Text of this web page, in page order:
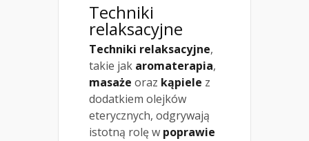
Techniki
relaksacyjne
Techniki relaksacyjne,
takie jak aromaterapia,
masaże oraz kąpiele z
dodatkiem olejków
eterycznych, odgrywają
istotną rolę w poprawie